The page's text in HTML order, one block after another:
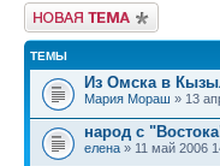
Новая тема
ТЕМЫ
Из Омска в
Мария Мораш » 13
народ с
елена » 11 май 2006